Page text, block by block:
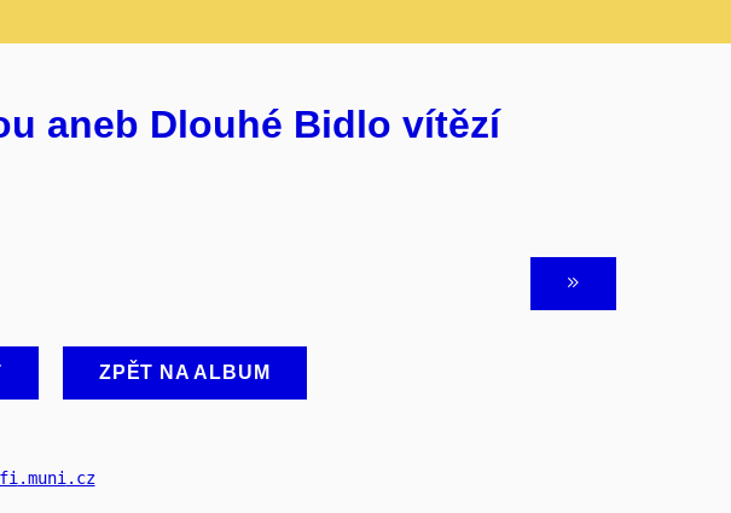
aneb Dlouhé Bidlo vítězí
ZPĚT NA ALBUM
.muni .cz